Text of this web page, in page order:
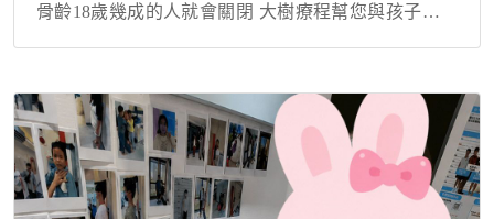
骨齡18歲幾成的人就會關閉 大樹療程幫您與孩子解決